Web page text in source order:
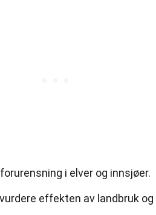
i elver og innsjøer.
effekten av landbruk